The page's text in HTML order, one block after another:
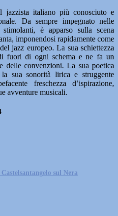
jazzista italiano più conosciuto e
Da sempre impegnato nelle
è apparso sulla scena
imponendosi rapidamente come
jazz europeo. La sua schiettezza
fuori di ogni schema e ne fa un
delle convenzioni. La sua poetica
la sua sonorità lirica e struggente
freschezza d’ispirazione,
avventure musicali.
sul Nera